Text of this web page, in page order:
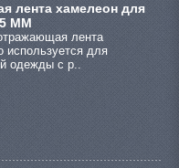
лента хамелеон для
ММ
лента
используется для
одежды с р..